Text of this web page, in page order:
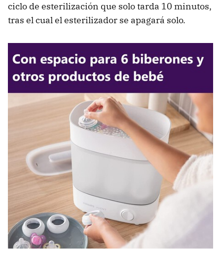
ciclo de esterilización que solo tarda 10 minutos,
tras el cual el esterilizador se apagará solo.